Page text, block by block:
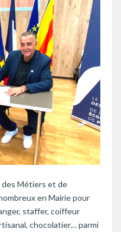
des Métiers et de
en Mairie pour
staffer, coiffeur
chocolatier… parmi